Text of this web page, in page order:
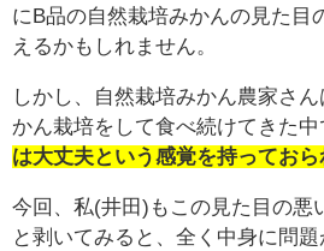
にB品の自然栽培みかんの見た目
えるかもしれません。
しかし、自然栽培みかん農家さ
かん栽培をして食べ続けてきた中
は大丈夫という感覚を持ってお
今回、私(井田)もこの見た目の悪
と剥いてみると、全く中身に問